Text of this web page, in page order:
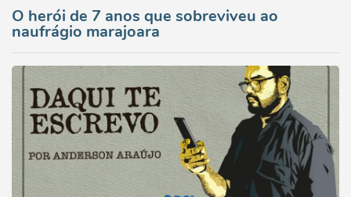
O herói de 7 anos que sobreviveu ao
naufrágio marajoara